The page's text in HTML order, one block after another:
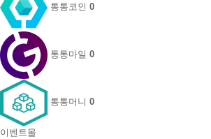
통통코인 0
통통마일 0
통통머니 0
이벤트몰